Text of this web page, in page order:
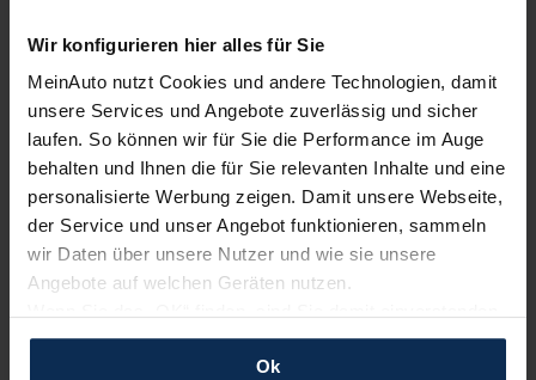
Wir konfigurieren hier alles für Sie
MeinAuto nutzt Cookies und andere Technologien, damit
unsere Services und Angebote zuverlässig und sicher
laufen. So können wir für Sie die Performance im Auge
behalten und Ihnen die für Sie relevanten Inhalte und eine
personalisierte Werbung zeigen. Damit unsere Webseite,
der Service und unser Angebot funktionieren, sammeln
wir Daten über unsere Nutzer und wie sie unsere
Angebote auf welchen Geräten nutzen.
und erlauben uns Cookies für unseren Service zu
verwenden und diese Daten an Dritte weiterzugeben,
Ok
Testberichte
KI-generiert
Seat Arona vs. Skoda Kamiq (Test 2023): Duell